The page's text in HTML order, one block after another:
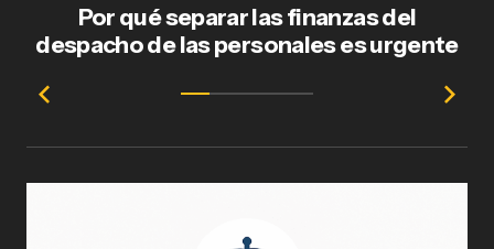
Por qué separar las finanzas del
despacho de las personales es urgente